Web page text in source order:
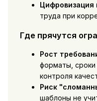
Цифровизация
труда при
Где прячутся
Рост
форматы, сроки
контроля
Риск
шаблоны не